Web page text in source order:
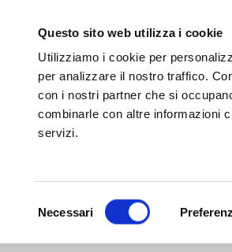
Questo sito web utilizza i cookie
Utilizziamo i cookie per
per analizzare il nostro traffico.
con i nostri partner che si
combinarle con altre informazioni
servizi.
del
Necessari